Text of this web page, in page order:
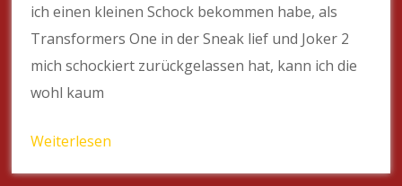
ich einen kleinen Schock bekommen habe, als
Transformers One in der Sneak lief und Joker 2
mich schockiert zurückgelassen hat, kann ich die
wohl kaum
Weiterlesen